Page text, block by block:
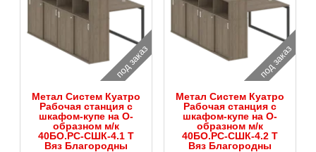
под заказ
Метал Систем Куатро
Рабочая станция с
шкафом-купе на О-
образном м/к
40БО.РС-СШК-4.1 Т
Вяз Благородны
под заказ
Метал Систем Куатро
Рабочая станция с
шкафом-купе на О-
образном м/к
40БО.РС-СШК-4.2 Т
Вяз Благородны